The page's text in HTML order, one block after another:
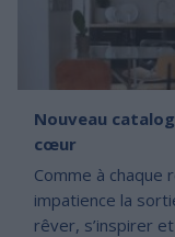
Nouveau
cœur
Comme à
impatience la
rêver, s’inspirer